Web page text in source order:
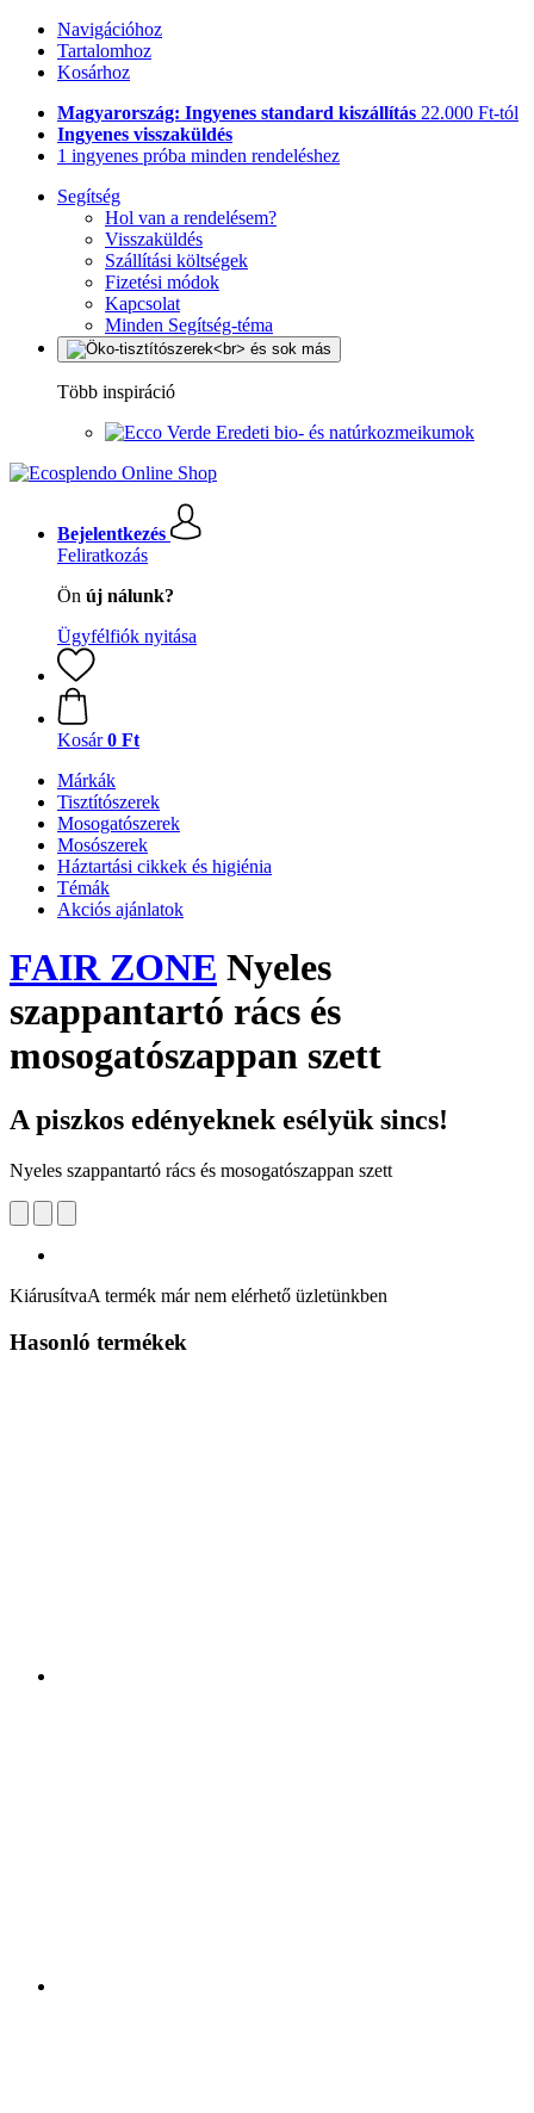
Navigációhoz
Tartalomhoz
Kosárhoz
Magyarország: Ingyenes standard kiszállítás 22.000 Ft-tól
Ingyenes visszaküldés
1 ingyenes próba minden rendeléshez
Segítség
Hol van a rendelésem?
Visszaküldés
Szállítási költségek
Fizetési módok
Kapcsolat
Minden Segítség-téma
Több inspiráció
Eredeti bio- és natúrkozmeikumok
Bejelentkezés
Feliratkozás
Ön új nálunk?
Ügyfélfiók nyitása
Kosár 0 Ft
Márkák
Tisztítószerek
Mosogatószerek
Mosószerek
Háztartási cikkek és higiénia
Témák
Akciós ajánlatok
FAIR ZONE Nyeles
szappantartó rács és
mosogatószappan szett
A piszkos edényeknek esélyük sincs!
Nyeles szappantartó rács és mosogatószappan szett
KiárusítvaA termék már nem elérhető üzletünkben
Hasonló termékek